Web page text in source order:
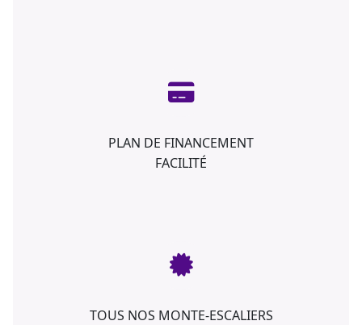
PLAN DE FINANCEMENT
FACILITÉ
TOUS NOS MONTE-ESCALIERS